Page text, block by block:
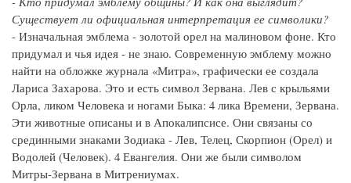
Существует ли официальная интерпретация ее символики?
- Изначальная эмблема - золотой орел на малиновом фоне. Кто
придумал и чья идея - не знаю. Современную эмблему можно
найти на обложке журнала «Митра», графически ее создала
Лариса Захарова. Это и есть символ Зервана. Лев с крыльями
Орла, ликом Человека и ногами Быка: 4 лика Времени, Зервана.
Эти животные описаны и в Апокалипсисе. Они связаны со
срединными знаками Зодиака - Лев, Телец, Скорпион (Орел) и
Водолей (Человек). 4 Евангелия. Они же были символом
Митры-Зервана в Митрениумах.